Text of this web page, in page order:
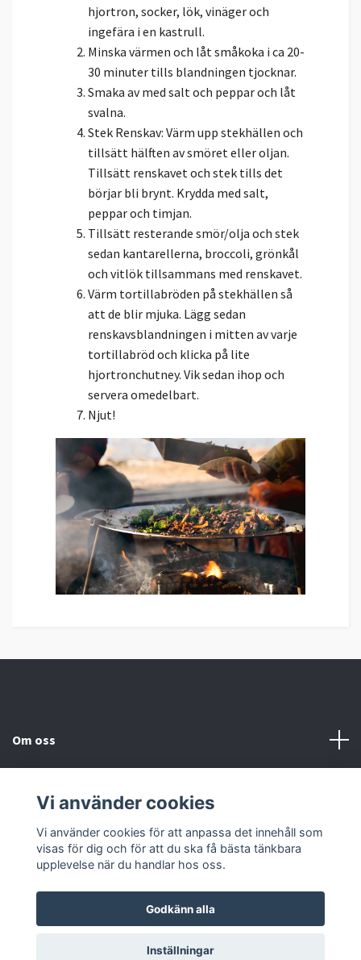
hjortron, socker, lök, vinäger och
ingefära i en kastrull.
Minska värmen och låt småkoka i ca 20-
30 minuter tills blandningen tjocknar.
Smaka av med salt och peppar och låt
svalna.
Stek Renskav: Värm upp stekhällen och
tillsätt hälften av smöret eller oljan.
Tillsätt renskavet och stek tills det
börjar bli brynt. Krydda med salt,
peppar och timjan.
Tillsätt resterande smör/olja och stek
sedan kantarellerna, broccoli, grönkål
och vitlök tillsammans med renskavet.
Värm tortillabröden på stekhällen så
att de blir mjuka. Lägg sedan
renskavsblandningen i mitten av varje
tortillabröd och klicka på lite
hjortronchutney. Vik sedan ihop och
servera omedelbart.
Njut!
Om oss
Sociala medier
© 2026 Hörnells AB
Vi använder cookies
Vi använder cookies för att anpassa det innehåll som
visas för dig och för att du ska få bästa tänkbara
upplevelse när du handlar hos oss.
Godkänn alla
Inställningar